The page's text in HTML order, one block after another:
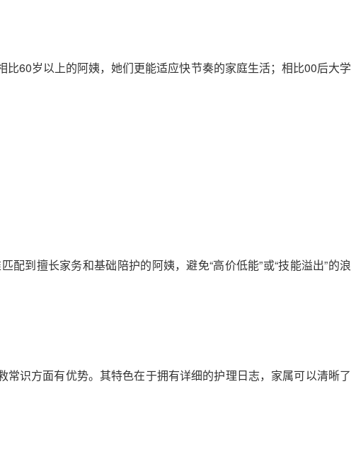
60岁以上的阿姨，她们更能适应快节奏的家庭生活；相比00后大学
到擅长家务和基础陪护的阿姨，避免“高价低能”或“技能溢出”的浪
常识方面有优势。其特色在于拥有详细的护理日志，家属可以清晰了